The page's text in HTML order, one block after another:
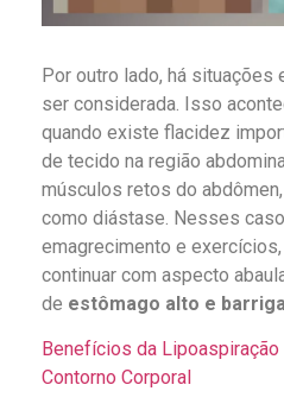
Por outro lado, há situações
ser considerada. Isso
quando existe flacidez
de tecido na região
músculos retos do
como diástase. Nesses
emagrecimento e
continuar com aspecto
de estômago alto e barriga
Benefícios da
Contorno Corporal